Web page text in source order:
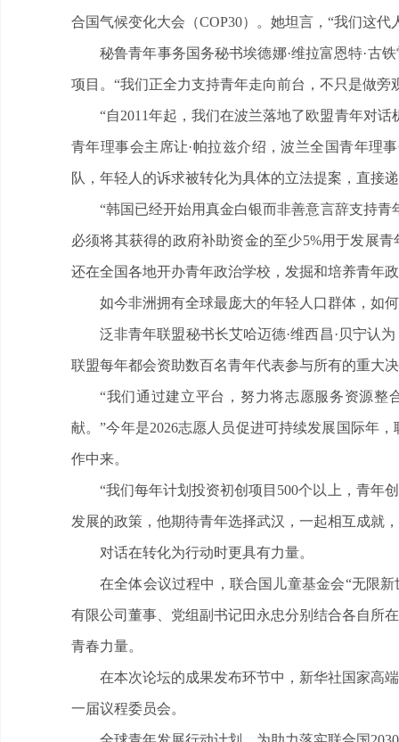
合国气候变化大会（COP30）。她坦言，“我们这代
秘鲁青年事务国务秘书埃德娜·维拉富恩特·古
项目。“我们正全力支持青年走向前台，不只是做
“自2011年起，我们在波兰落地了欧盟青年对
青年理事会主席让·帕拉兹介绍，波兰全国青年理
队，年轻人的诉求被转化为具体的立法提案，直接
“韩国已经开始用真金白银而非善意言辞支持
必须将其获得的政府补助资金的至少5%用于发展
还在全国各地开办青年政治学校，发掘和培养青年
如今非洲拥有全球最庞大的年轻人口群体，如
泛非青年联盟秘书长艾哈迈德·维西昌·贝宁认
联盟每年都会资助数百名青年代表参与所有的重大
“我们通过建立平台，努力将志愿服务资源
献。”今年是2026志愿人员促进可持续发展国际年
作中来。
“我们每年计划投资初创项目500个以上，青
发展的政策，他期待青年选择武汉，一起相互成就
对话在转化为行动时更具有力量。
在全体会议过程中，联合国儿童基金会“无限
有限公司董事、党组副书记田永忠分别结合各自所
青春力量。
在本次论坛的成果发布环节中，新华社国家高
一届议程委员会。